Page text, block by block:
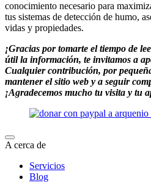
conocimiento necesario para
tus sistemas de detección de humo,
vidas y propiedades.
¡Gracias por tomarte el tiempo de
útil la información, te invitamos a
Cualquier contribución, por
mantener el sitio web y a seguir
¡Agradecemos mucho tu visita y tu
A cerca de
Servicios
Blog